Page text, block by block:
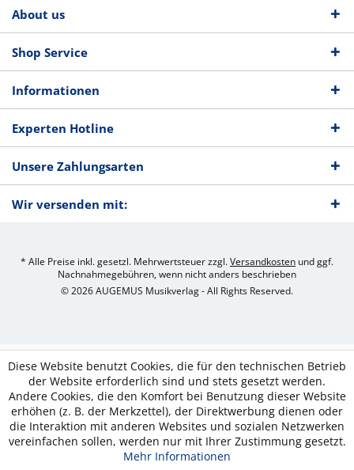
About us
Shop Service
Informationen
Experten Hotline
Unsere Zahlungsarten
Wir versenden mit:
* Alle Preise inkl. gesetzl. Mehrwertsteuer zzgl.Versandkosten und ggf.
Nachnahmegebühren, wenn nicht anders beschrieben
© 2026 AUGEMUS Musikverlag - All Rights Reserved.
Diese Website benutzt Cookies, die für den technischen Betrieb
der Website erforderlich sind und stets gesetzt werden.
Andere Cookies, die den Komfort bei Benutzung dieser Website
erhöhen (z. B. der Merkzettel), der Direktwerbung dienen oder
die Interaktion mit anderen Websites und sozialen Netzwerken
vereinfachen sollen, werden nur mit Ihrer Zustimmung gesetzt.
Mehr Informationen